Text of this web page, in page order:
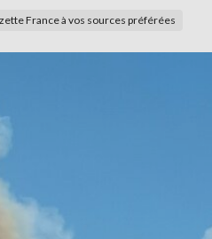
France à vos sources préférées